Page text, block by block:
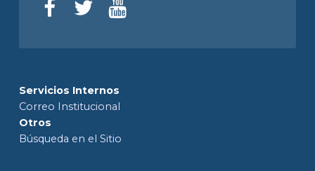
Servicios Internos
Correo Institucional
Otros
Búsqueda en el Sitio